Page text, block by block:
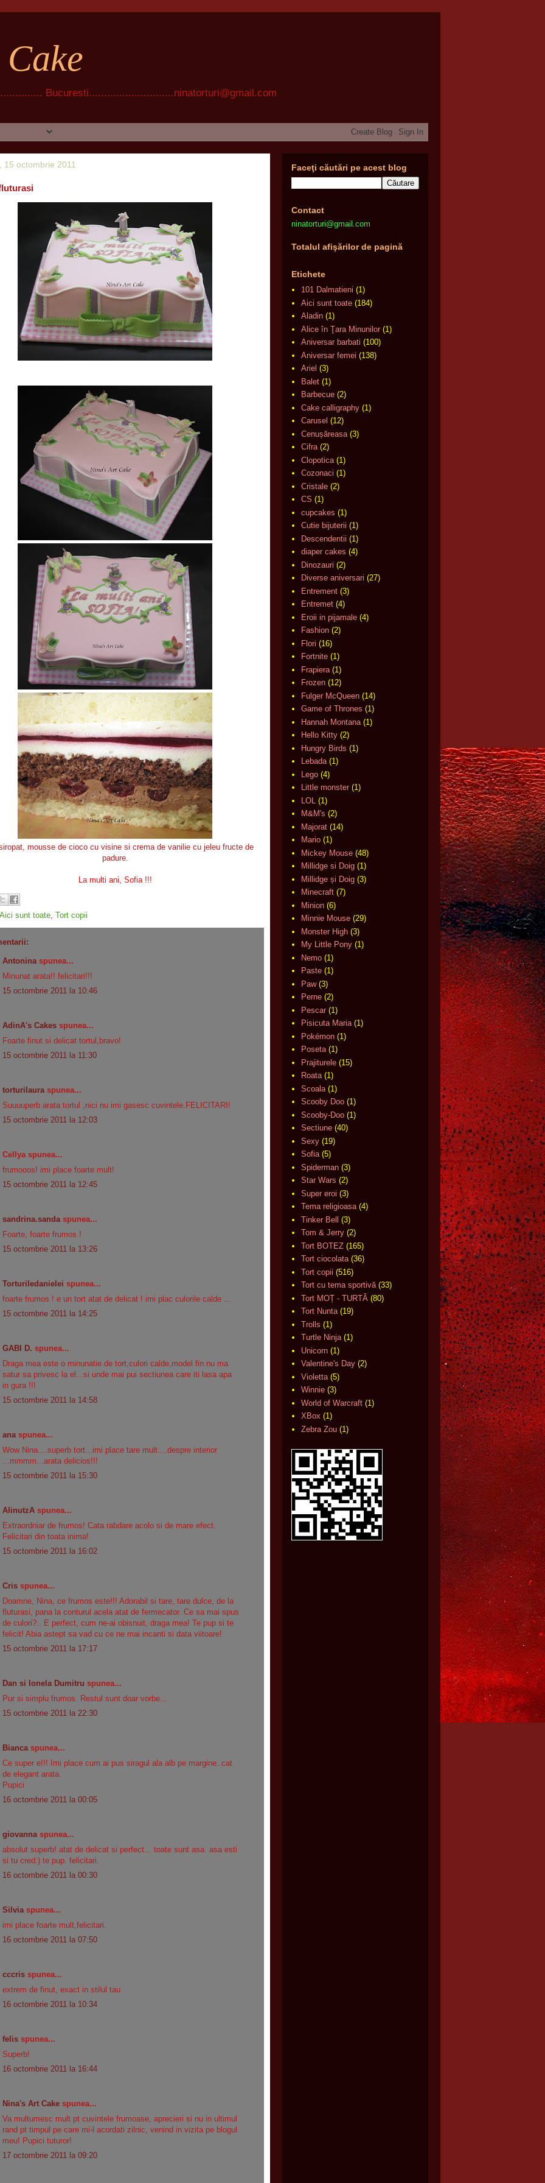
Bucuresti............................ninatorturi@gmail.com
15 octombrie 2011
mousse de cioco cu visine si crema de vanilie cu jeleu fructe de
padure.
La multi ani, Sofia !!!
Aici sunt toate, Tort copii
Antoninaspunea...
Minunat arata!! felicitari!!!
15 octombrie 2011 la 10:46
AdinA's Cakes spunea...
Foarte finut si delicat tortul,bravo!
15 octombrie 2011 la 11:30
torturilauraspunea...
Suuuuperb arata tortul ,nici nu imi gasesc cuvintele.FELICITARI!
15 octombrie 2011 la 12:03
Cellya spunea...
frumooos! imi place foarte mult!
15 octombrie 2011 la 12:45
sandrina.sandaspunea...
Foarte, foarte frumos !
15 octombrie 2011 la 13:26
Torturiledanielei spunea...
foarte frumos ! e un tort atat de delicat ! imi plac culorile calde ...
15 octombrie 2011 la 14:25
GABI D. spunea...
Draga mea este o minunatie de tort,culori calde,model fin nu ma
satur sa privesc la el...si unde mai pui sectiunea care iti lasa apa
in gura !!!
15 octombrie 2011 la 14:58
anaspunea...
Wow Nina....superb tort...imi place tare mult....despre interior
...mmmm...arata delicios!!!
15 octombrie 2011 la 15:30
AlinutzA spunea...
Extraordniar de frumos! Cata rabdare acolo si de mare efect.
Felicitari din toata inima!
15 octombrie 2011 la 16:02
Cris spunea...
Doamne, Nina, ce frumos este!!! Adorabil si tare, tare dulce, de la
fluturasi, pana la conturul acela atat de fermecator. Ce sa mai spus
de culori?.. E perfect, cum ne-ai obisnuit, draga mea! Te pup si te
felicit! Abia astept sa vad cu ce ne mai incanti si data viitoare!
15 octombrie 2011 la 17:17
Dan si Ionela Dumitru spunea...
Pur si simplu frumos. Restul sunt doar vorbe...
15 octombrie 2011 la 22:30
Biancaspunea...
Ce super e!!! Imi place cum ai pus siragul ala alb pe margine..cat
de elegant arata.
Pupici
16 octombrie 2011 la 00:05
giovannaspunea...
absolut superb! atat de delicat si perfect... toate sunt asa. asa esti
si tu cred:) te pup. felicitari.
16 octombrie 2011 la 00:30
Silviaspunea...
imi place foarte mult,felicitari.
16 octombrie 2011 la 07:50
cccris spunea...
extrem de finut, exact in stilul tau
16 octombrie 2011 la 10:34
felis spunea...
Superb!
16 octombrie 2011 la 16:44
Nina's Art Cake spunea...
Va multumesc mult pt cuvintele frumoase, aprecieri si nu in ultimul
rand pt timpul pe care mi-l acordati zilnic, venind in vizita pe blogul
meu! Pupici tuturor!
17 octombrie 2011 la 09:20
Faceţi căutări pe acest blog
Contact
ninatorturi@gmail.com
Totalul afişărilor de pagină
Etichete
101 Dalmatieni (1)
Aici sunt toate (184)
Aladin (1)
Alice în Ţara Minunilor (1)
Aniversar barbati (100)
Aniversar femei (138)
Ariel (3)
Balet (1)
Barbecue (2)
Cake calligraphy (1)
Carusel (12)
Cenușăreasa (3)
Cifra (2)
Clopotica (1)
Cozonaci (1)
Cristale (2)
CS (1)
cupcakes (1)
Cutie bijuterii (1)
Descendentii (1)
diaper cakes (4)
Dinozauri (2)
Diverse aniversari (27)
Entrement (3)
Entremet (4)
Eroii in pijamale (4)
Fashion (2)
Flori (16)
Fortnite (1)
Frapiera (1)
Frozen (12)
Fulger McQueen (14)
Game of Thrones (1)
Hannah Montana (1)
Hello Kitty (2)
Hungry Birds (1)
Lebada (1)
Lego (4)
Little monster (1)
LOL
(1)
M&M's (2)
Majorat (14)
Mario (1)
Mickey Mouse (48)
Millidge si Doig (1)
Millidge și Doig (3)
Minecraft (7)
Minion (6)
Minnie Mouse (29)
Monster High (3)
My Little Pony (1)
Nemo (1)
Paste (1)
Paw (3)
Perne (2)
Pescar (1)
Pisicuta Maria (1)
Pokémon (1)
Poseta (1)
Prajiturele (15)
Roata (1)
Scoala (1)
Scooby Doo (1)
Scooby-Doo (1)
Sectiune (40)
Sexy (19)
Sofia (5)
Spiderman (3)
Star Wars (2)
Super eroi (3)
Tema religioasa (4)
Tinker Bell
(3)
Tom & Jerry (2)
Tort BOTEZ (165)
Tort ciocolata (36)
Tort copii (516)
Tort cu tema sportivă (33)
Tort MOȚ - TURTĂ (80)
Tort Nunta (19)
Trolls (1)
Turtle Ninja (1)
Unicorn (1)
Valentine's Day (2)
Violetta (5)
Winnie (3)
World of Warcraft (1)
XBox (1)
Zebra Zou (1)